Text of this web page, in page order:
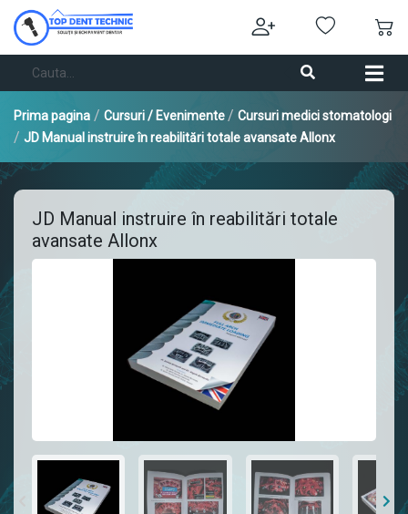
Prima pagina / Cursuri / Evenimente/ Cursuri medici stomatologi
/ JD Manual instruire în reabilitări totale avansate Allonx
JD Manual instruire în reabilitări totale
avansate Allonx